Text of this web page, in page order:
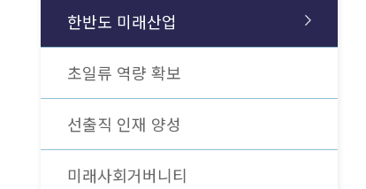
한반도 미래산업
초일류 역량 확보
선출직 인재 양성
미래사회거버니티